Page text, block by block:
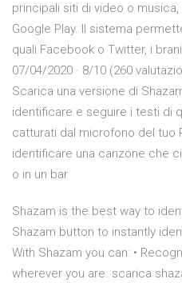
principali siti di video o
Google Play. Il sistema
quali Facebook o Twitter, i
07/04/2020 · 8/10 (260
Scarica una versione di
identificare e seguire i testi di
catturati dal microfono del tuo
identificare una canzone che
o in un bar
Shazam is the best way to
Shazam button to instantly
With Shazam you can: •
wherever you are. scarica